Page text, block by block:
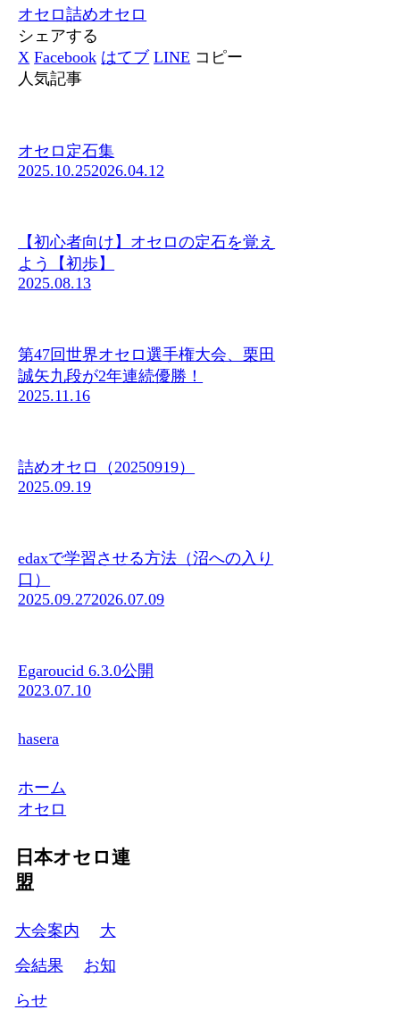
オセロ詰めオセロ
シェアする
X Facebook はてブ LINE コピー
人気記事
オセロ定石集
2025.10.252026.04.12
【初心者向け】オセロの定石を覚え
よう【初歩】
2025.08.13
第47回世界オセロ選手権大会、栗田
誠矢九段が2年連続優勝！
2025.11.16
詰めオセロ（20250919）
2025.09.19
edaxで学習させる方法（沼への入り
口）
2025.09.272026.07.09
Egaroucid 6.3.0公開
2023.07.10
hasera
ホーム
オセロ
日本オセロ連
盟
大会案内
大
会結果
お知
らせ